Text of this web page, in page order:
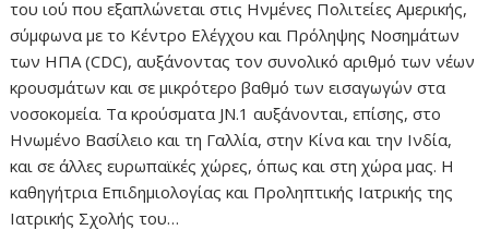
του ιού που εξαπλώνεται στις Ηνμένες Πολιτείες Αμερικής,
σύμφωνα με τo Κέντρo Ελέγχου και Πρόληψης Νοσημάτων
των ΗΠΑ (CDC), αυξάνοντας τον συνολικό αριθμό των νέων
κρουσμάτων και σε μικρότερο βαθμό των εισαγωγών στα
νοσοκομεία. Τα κρούσματα JN.1 αυξάνονται, επίσης, στο
Ηνωμένο Βασίλειο και τη Γαλλία, στην Κίνα και την Ινδία,
και σε άλλες ευρωπαϊκές χώρες, όπως και στη χώρα μας. Η
καθηγήτρια Επιδημιολογίας και Προληπτικής Ιατρικής της
Ιατρικής Σχολής του…